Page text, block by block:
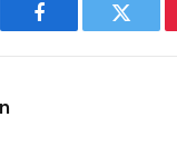
Facebook Twitter